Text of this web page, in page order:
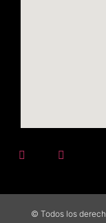
© Todos los